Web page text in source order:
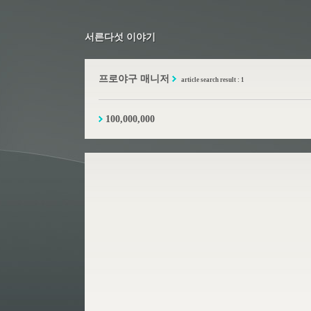
서른다섯 이야기
서른다섯 이야기
프로야구 매니저 article search result : 1
100,000,000